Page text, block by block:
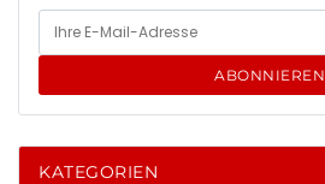
ABONNIEREN
KATEGORIEN